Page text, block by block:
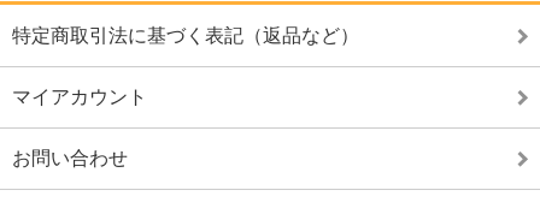
特定商取引法に基づく表記（返品など）
マイアカウント
お問い合わせ